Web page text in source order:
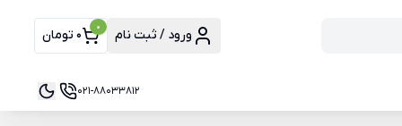
ورود / ثبت نام 0 0 تومان
021-88033812